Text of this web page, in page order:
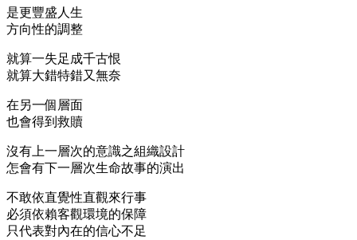
是更豐盛人生
方向性的調整
就算一失足成千古恨
就算大錯特錯又無奈
在另一個層面
也會得到救贖
沒有上一層次的意識之組織設計
怎會有下一層次生命故事的演出
不敢依直覺性直觀來行事
必須依賴客觀環境的保障
只代表對內在的信心不足